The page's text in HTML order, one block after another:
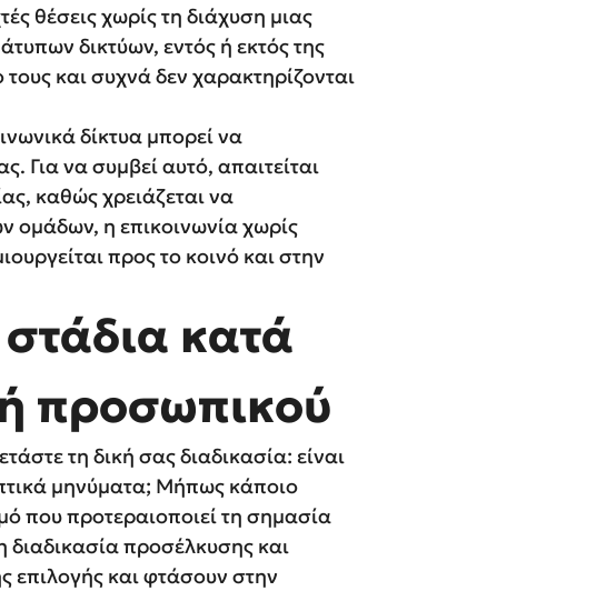
θέσεις χωρίς τη διάχυση μιας
δικτύων, εντός ή εκτός της
και συχνά δεν χαρακτηρίζονται
δίκτυα μπορεί να
Για να συμβεί αυτό, απαιτείται
καθώς χρειάζεται να
ομάδων, η επικοινωνία χωρίς
προς το κοινό και στην
κατά
προσωπικού
τη δική σας διαδικασία: είναι
μηνύματα; Μήπως κάποιο
που προτεραιοποιεί τη σημασία
προσέλκυσης και
επιλογής και φτάσουν στην